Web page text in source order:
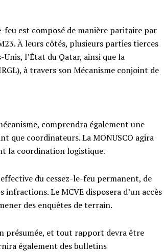
feu est composé de manière paritaire par
À leurs côtés, plusieurs parties tierces
l’État du Qatar, ainsi que la
à travers son Mécanisme conjoint de
comprendra également une
que coordinateurs. La MONUSCO agira
la coordination logistique.
du cessez-le-feu permanent, de
Le MCVE disposera d’un accès
des enquêtes de terrain.
présumée, et tout rapport devra être
également des bulletins